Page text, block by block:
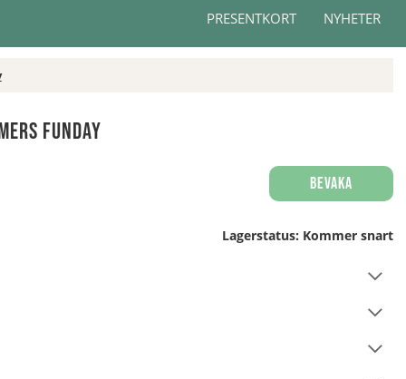
NYHETER
PRESENTKORT
Funday
Bevaka
Lagerstatus: Kommer snart